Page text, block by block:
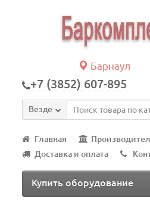
Барнаул
+7 (3852) 607-895
Везде
Главная
Доставка и оплата
Купить оборудование